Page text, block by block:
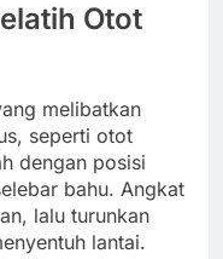
Otot
melibatkan
seperti otot
dengan posisi
bahu. Angkat
lalu turunkan
lantai.